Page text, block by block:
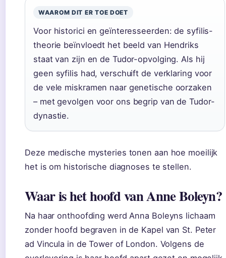
WAAROM DIT ER TOE DOET
Voor historici en geïnteresseerden: de syfilis-
theorie beïnvloedt het beeld van Hendriks
staat van zijn en de Tudor-opvolging. Als hij
geen syfilis had, verschuift de verklaring voor
de vele miskramen naar genetische oorzaken
– met gevolgen voor ons begrip van de Tudor-
dynastie.
Deze medische mysteries tonen aan hoe moeilijk
het is om historische diagnoses te stellen.
Waar is het hoofd van Anne Boleyn?
Na haar onthoofding werd Anna Boleyns lichaam
zonder hoofd begraven in de Kapel van St. Peter
ad Vincula in de Tower of London. Volgens de